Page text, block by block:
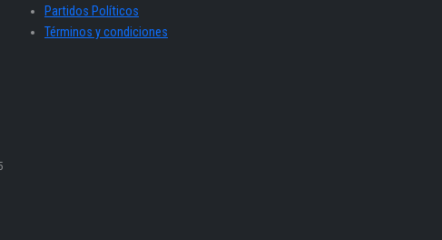
Partidos Políticos
Términos y condiciones